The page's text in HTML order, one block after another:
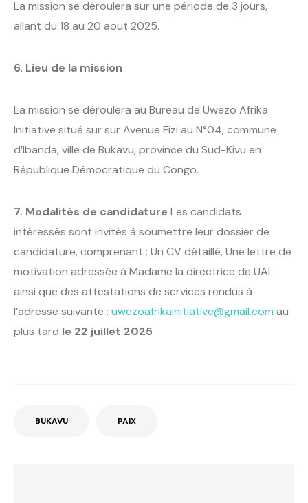
La mission se déroulera sur une période de 3 jours,
allant du 18 au 20 aout 2025.
6. Lieu de la mission
La mission se déroulera au Bureau de Uwezo Afrika
Initiative situé sur sur Avenue Fizi au N°04, commune
d’Ibanda, ville de Bukavu, province du Sud-Kivu en
République Démocratique du Congo.
7. Modalités de candidature Les candidats
intéressés sont invités à soumettre leur dossier de
candidature, comprenant : Un CV détaillé, Une lettre de
motivation adressée à Madame la directrice de UAI
ainsi que des attestations de services rendus à
l’adresse suivante : uwezoafrikainitiative@gmail.com au
plus tard le 22 juillet 2025
BUKAVU PAIX